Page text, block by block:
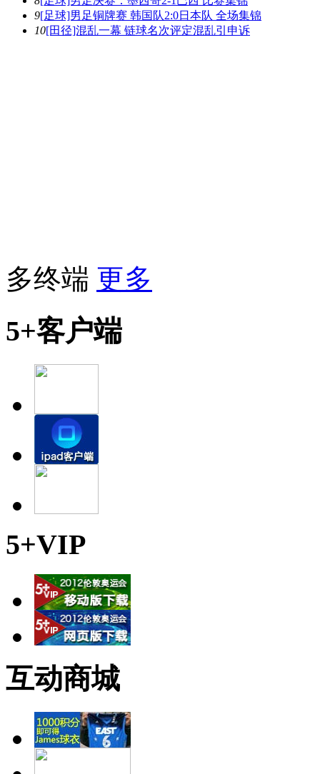
9[足球]男足铜牌赛 韩国队2:0日本队 全场集锦
10[田径]混乱一幕 链球名次评定混乱引申诉
多终端 更多
5+客户端
5+VIP
互动商城